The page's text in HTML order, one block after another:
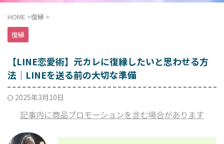
HOME >復縁 >
復縁
【LINE恋愛術】元カレに復縁したいと思わせる方
法｜LINEを送る前の大切な準備
2025年3月10日
記事内に商品プロモーションを含む場合があります